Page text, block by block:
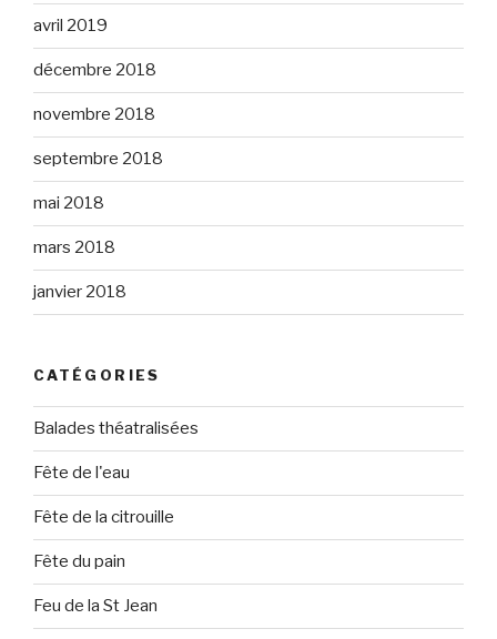
avril 2019
décembre 2018
novembre 2018
septembre 2018
mai 2018
mars 2018
janvier 2018
CATÉGORIES
Balades théatralisées
Fête de l'eau
Fête de la citrouille
Fête du pain
Feu de la St Jean